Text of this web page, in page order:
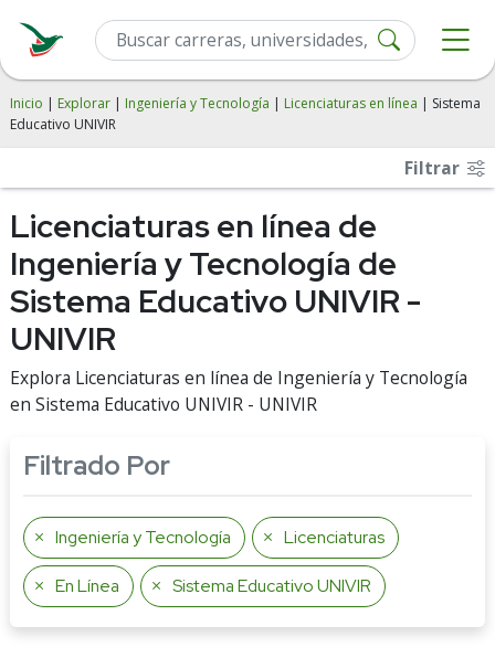
Inicio | Explorar | Ingeniería y Tecnología | Licenciaturas en línea | Sistema
Educativo UNIVIR
Filtrar
Licenciaturas en línea de
Ingeniería y Tecnología de
Sistema Educativo UNIVIR -
UNIVIR
Explora Licenciaturas en línea de Ingeniería y Tecnología
en Sistema Educativo UNIVIR - UNIVIR
Filtrado Por
Ingeniería y Tecnología Licenciaturas
En Línea Sistema Educativo UNIVIR